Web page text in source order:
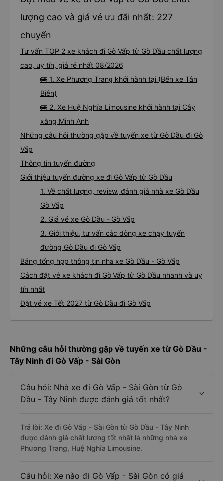
lượng cao và giá vé ưu đãi nhất: 227
chuyến
Tư vấn TOP 2 xe khách đi Gò Vấp từ Gò Dầu chất lượng
cao, uy tín, giá rẻ nhất 08/2026
🚌 1. Xe Phương Trang khởi hành tại (Bến xe Tân
Biên)
🚌 2. Xe Huệ Nghĩa Limousine khởi hành tại Cây
xăng Minh Anh
Những câu hỏi thường gặp về tuyến xe từ Gò Dầu đi Gò
Vấp
Thông tin tuyến đường
Giới thiệu tuyến đường xe đi Gò Vấp từ Gò Dầu
1. Về chất lượng, review, đánh giá nhà xe Gò Dầu
Gò Vấp
2. Giá vé xe Gò Dầu - Gò Vấp
3. Giới thiệu, tư vấn các dòng xe chạy tuyến
đường Gò Dầu đi Gò Vấp
Bảng tổng hợp thông tin nhà xe Gò Dầu - Gò Vấp
Cách đặt vé xe khách đi Gò Vấp từ Gò Dầu nhanh và uy
tín nhất
Đặt vé xe Tết 2027 từ Gò Dầu đi Gò Vấp
Những câu hỏi thường gặp về tuyến xe từ Gò Dầu -
Tây Ninh đi Gò Vấp - Sài Gòn
Câu hỏi: Nhà xe đi Gò Vấp - Sài Gòn từ Gò
Dầu - Tây Ninh được đánh giá tốt nhất?
Trả lời: Xe đi Gò Vấp - Sài Gòn từ Gò Dầu - Tây Ninh
được đánh giá chất lượng tốt nhất là những nhà xe
Phương Trang, Huệ Nghĩa Limousine.
Câu hỏi: Xe nào đi Gò Vấp - Sài Gòn có giá